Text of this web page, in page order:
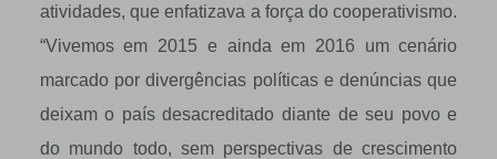
atividades, que enfatizava a força do cooperativismo.
“Vivemos em 2015 e ainda em 2016 um cenário
marcado por divergências políticas e denúncias que
deixam o país desacreditado diante de seu povo e
do mundo todo, sem perspectivas de crescimento